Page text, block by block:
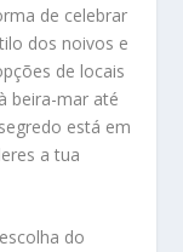
de celebrar
dos noivos e
de locais
beira-mar até
está em
a tua
do